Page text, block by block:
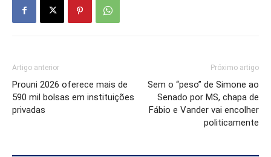
Artigo anterior
Prouni 2026 oferece mais de
590 mil bolsas em instituições
privadas
Próximo artigo
Sem o “peso” de Simone ao
Senado por MS, chapa de
Fábio e Vander vai encolher
politicamente